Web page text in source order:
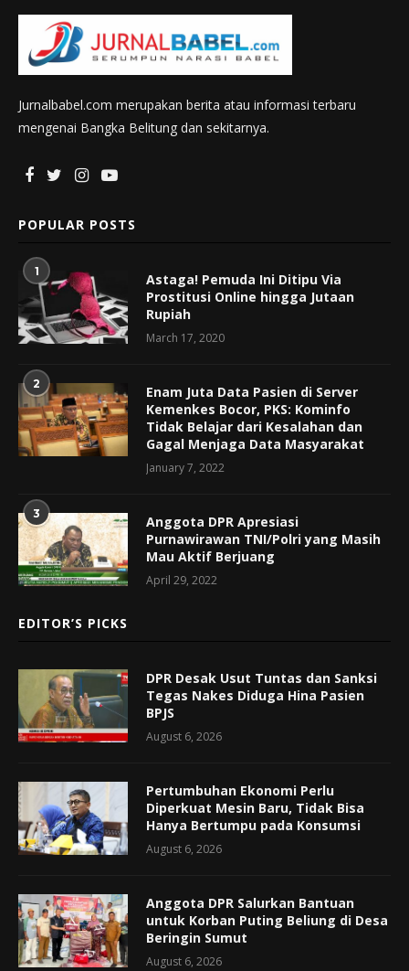
Jurnalbabel.com merupakan berita atau informasi terbaru
mengenai Bangka Belitung dan sekitarnya.
POPULAR POSTS
1
Astaga! Pemuda Ini Ditipu Via
Prostitusi Online hingga Jutaan
Rupiah
March 17, 2020
2
Enam Juta Data Pasien di Server
Kemenkes Bocor, PKS: Kominfo
Tidak Belajar dari Kesalahan dan
Gagal Menjaga Data Masyarakat
January 7, 2022
3
Anggota DPR Apresiasi
Purnawirawan TNI/Polri yang Masih
Mau Aktif Berjuang
April 29, 2022
EDITOR’S PICKS
DPR Desak Usut Tuntas dan Sanksi
Tegas Nakes Diduga Hina Pasien
BPJS
August 6, 2026
Pertumbuhan Ekonomi Perlu
Diperkuat Mesin Baru, Tidak Bisa
Hanya Bertumpu pada Konsumsi
August 6, 2026
Anggota DPR Salurkan Bantuan
untuk Korban Puting Beliung di Desa
Beringin Sumut
August 6, 2026